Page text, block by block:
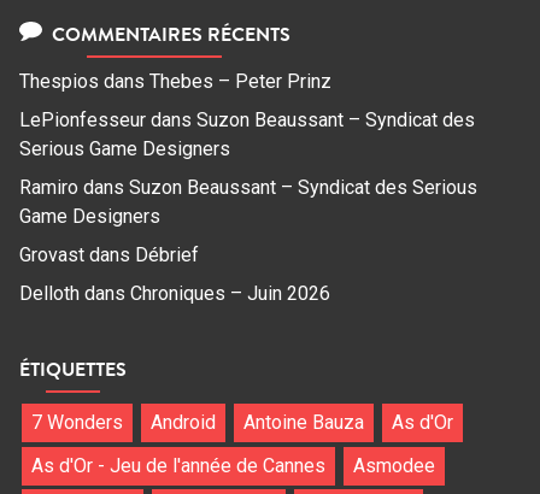
COMMENTAIRES RÉCENTS
Thespios dans Thebes – Peter Prinz
LePionfesseur dans Suzon Beaussant – Syndicat des
Serious Game Designers
Ramiro dans Suzon Beaussant – Syndicat des Serious
Game Designers
Grovast dans Débrief
Delloth dans Chroniques – Juin 2026
ÉTIQUETTES
7 Wonders Android Antoine Bauza
As d'Or
As d'Or - Jeu de l'année de Cannes
Asmodee